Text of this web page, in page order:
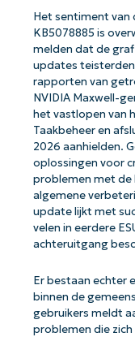
Het sentiment van
KB5078885 is
melden dat de
updates
rapporten van
NVIDIA Maxwell-
het vastlopen van
Taakbeheer en
2026 aanhielden.
oplossingen voor
problemen met de
algemene
update lijkt met
velen in eerdere
achteruitgang
Er bestaan ​​echter
binnen de
gebruikers meldt
problemen die